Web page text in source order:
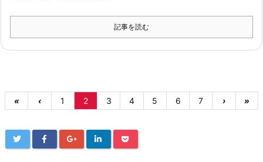
記事を読む
« ‹ 1 2 3 4 5 6 7 › »